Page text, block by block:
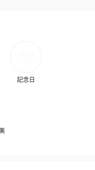
（540円）
記念日